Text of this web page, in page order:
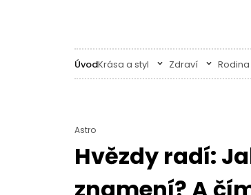
ÚvodKrása a styl Zdraví
Astro
Hvězdy radí: